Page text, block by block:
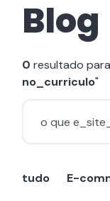
Blog
0 resultado
no_curriculo"
tudo E-